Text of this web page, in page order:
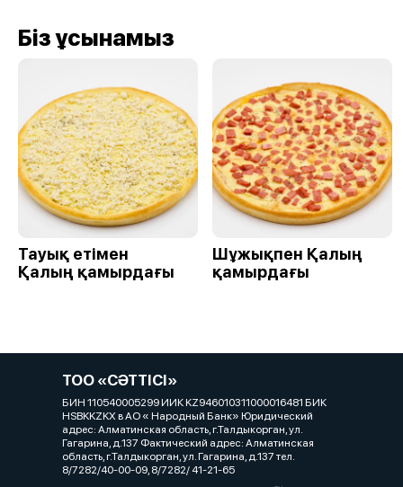
Біз ұсынамыз
Тауық етімен
Қалың қамырдағы
Шұжықпен Қалың
қамырдағы
ТОО «СӘТТІСІ»
БИН 110540005299 ИИК KZ946010311000016481 БИК
HSBKKZKX в АО « Народный Банк» Юридический
адрес: Алматинская область, г.Талдыкорган, ул.
Гагарина, д.137 Фактический адрес: Алматинская
область, г.Талдыкорган, ул. Гагарина, д.137 тел.
8/7282/40-00-09, 8/7282/ 41-21-65